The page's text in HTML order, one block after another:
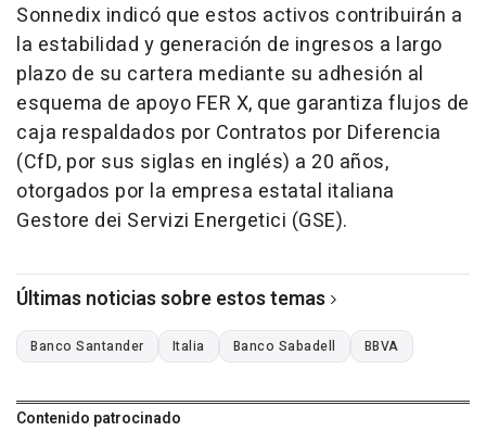
Sonnedix indicó que estos activos contribuirán a
la estabilidad y generación de ingresos a largo
plazo de su cartera mediante su adhesión al
esquema de apoyo FER X, que garantiza flujos de
caja respaldados por Contratos por Diferencia
(CfD, por sus siglas en inglés) a 20 años,
otorgados por la empresa estatal italiana
Gestore dei Servizi Energetici (GSE).
Últimas noticias sobre estos temas
Banco Santander Italia Banco Sabadell BBVA
Contenido patrocinado